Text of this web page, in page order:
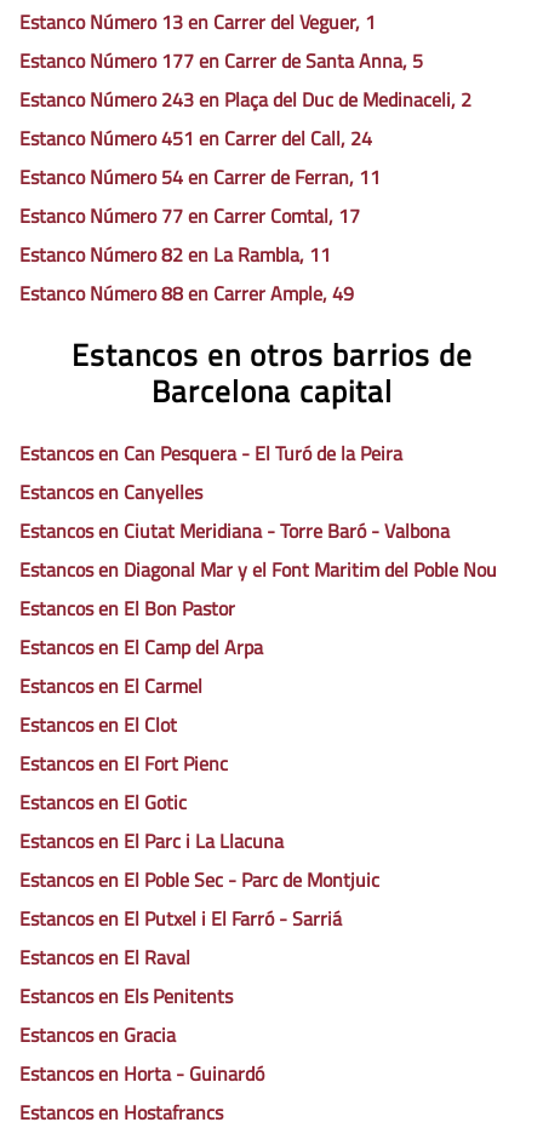
Estanco Número 13 en Carrer del Veguer, 1
Estanco Número 177 en Carrer de Santa Anna, 5
Estanco Número 243 en Plaça del Duc de Medinaceli, 2
Estanco Número 451 en Carrer del Call, 24
Estanco Número 54 en Carrer de Ferran, 11
Estanco Número 77 en Carrer Comtal, 17
Estanco Número 82 en La Rambla, 11
Estanco Número 88 en Carrer Ample, 49
Estancos en otros barrios de
Barcelona capital
Estancos en Can Pesquera - El Turó de la Peira
Estancos en Canyelles
Estancos en Ciutat Meridiana - Torre Baró - Valbona
Estancos en Diagonal Mar y el Font Maritim del Poble Nou
Estancos en El Bon Pastor
Estancos en El Camp del Arpa
Estancos en El Carmel
Estancos en El Clot
Estancos en El Fort Pienc
Estancos en El Gotic
Estancos en El Parc i La Llacuna
Estancos en El Poble Sec - Parc de Montjuic
Estancos en El Putxel i El Farró - Sarriá
Estancos en El Raval
Estancos en Els Penitents
Estancos en Gracia
Estancos en Horta - Guinardó
Estancos en Hostafrancs